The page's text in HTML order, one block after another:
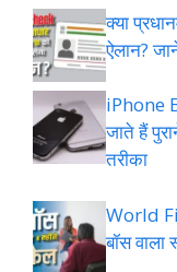
क्या
ऐलान?
iPhone
जाते हैं
तरीका
World
बॉस